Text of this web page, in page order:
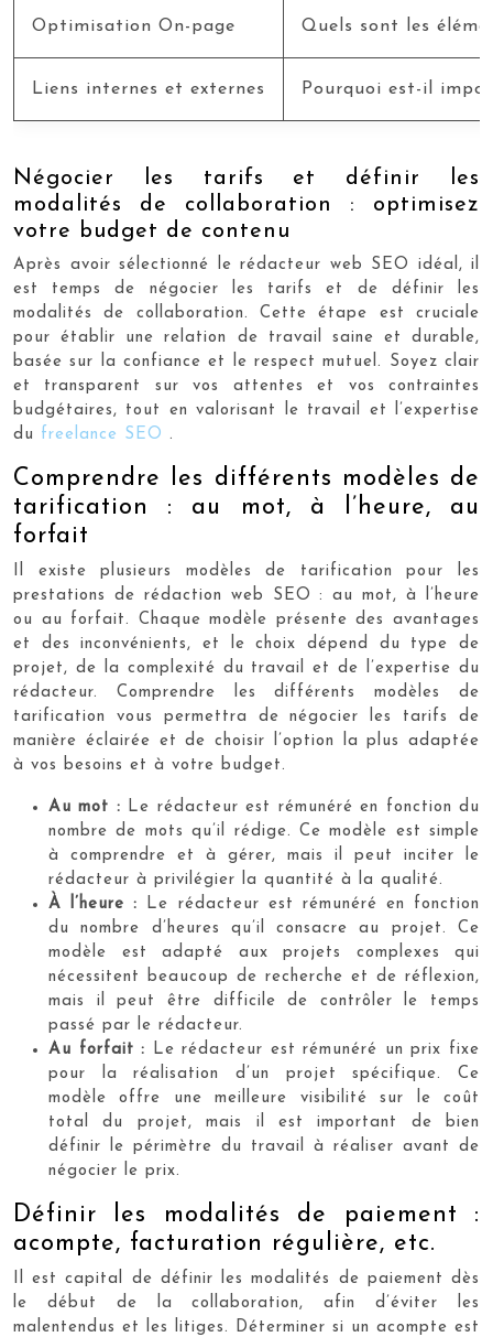
Optimisation On-page Quels sont les
Liens internes et externes Pourquoi est-il
Négocier les tarifs et définir les
modalités de collaboration : optimisez
votre budget de contenu
Après avoir sélectionné le rédacteur web SEO idéal, il
est temps de négocier les tarifs et de définir les
modalités de collaboration. Cette étape est cruciale
pour établir une relation de travail saine et durable,
basée sur la confiance et le respect mutuel. Soyez clair
et transparent sur vos attentes et vos contraintes
budgétaires, tout en valorisant le travail et l’expertise
du freelance SEO .
Comprendre les différents modèles de
tarification : au mot, à l’heure, au
forfait
Il existe plusieurs modèles de tarification pour les
prestations de rédaction web SEO : au mot, à l’heure
ou au forfait. Chaque modèle présente des avantages
et des inconvénients, et le choix dépend du type de
projet, de la complexité du travail et de l’expertise du
rédacteur. Comprendre les différents modèles de
tarification vous permettra de négocier les tarifs de
manière éclairée et de choisir l’option la plus adaptée
à vos besoins et à votre budget.
Au mot : Le rédacteur est rémunéré en fonction du
nombre de mots qu’il rédige. Ce modèle est simple
à comprendre et à gérer, mais il peut inciter le
rédacteur à privilégier la quantité à la qualité.
À l’heure : Le rédacteur est rémunéré en fonction
du nombre d’heures qu’il consacre au projet. Ce
modèle est adapté aux projets complexes qui
nécessitent beaucoup de recherche et de réflexion,
mais il peut être difficile de contrôler le temps
passé par le rédacteur.
Au forfait : Le rédacteur est rémunéré un prix fixe
pour la réalisation d’un projet spécifique. Ce
modèle offre une meilleure visibilité sur le coût
total du projet, mais il est important de bien
définir le périmètre du travail à réaliser avant de
négocier le prix.
Définir les modalités de paiement :
acompte, facturation régulière, etc.
Il est capital de définir les modalités de paiement dès
le début de la collaboration, afin d’éviter les
malentendus et les litiges. Déterminer si un acompte est